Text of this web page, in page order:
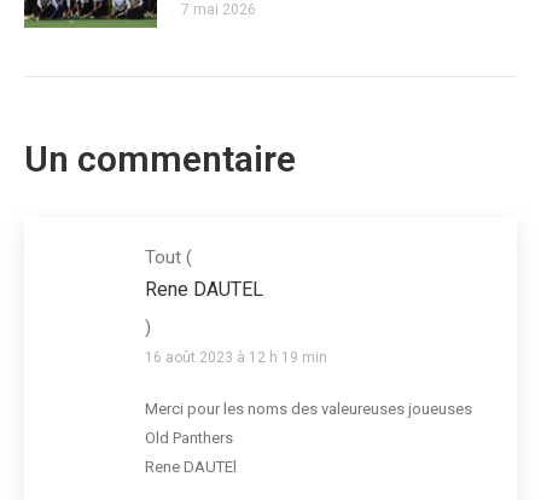
7 mai 2026
Un commentaire
Tout (
Rene DAUTEL
)
16 août 2023 à 12 h 19 min
Merci pour les noms des valeureuses joueuses
Old Panthers
Rene DAUTEl